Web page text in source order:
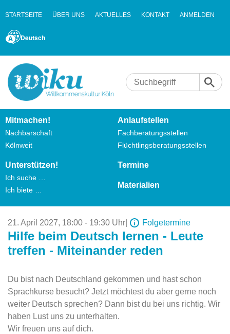
STARTSEITE ÜBER UNS AKTUELLES KONTAKT ANMELDEN
Deutsch
Mitmachen!
Nachbarschaft
Kölnweit
Anlaufstellen
Fachberatungsstellen
Flüchtlingsberatungsstellen
Unterstützen!
Ich suche …
Ich biete …
Termine
Materialien
21. April 2027, 18:00 - 19:30 Uhr Folgetermine
Hilfe beim Deutsch lernen - Leute
treffen - Miteinander reden
Du bist nach Deutschland gekommen und hast schon
Sprachkurse besucht? Jetzt möchtest du aber gerne noch
weiter Deutsch sprechen? Dann bist du bei uns richtig. Wir
haben Lust uns zu unterhalten.
Wir freuen uns auf dich.